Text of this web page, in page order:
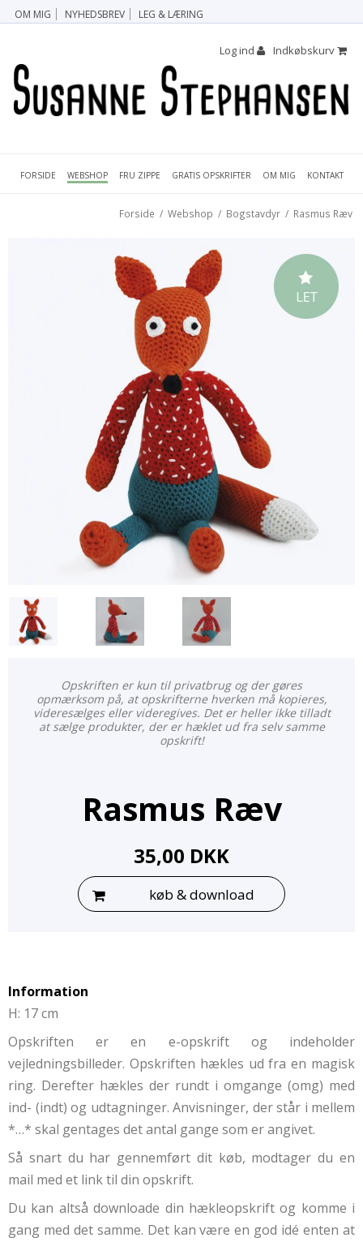
OM MIG NYHEDSBREV LEG & LÆRING
Indkøbskurv
Log ind
FORSIDE WEBSHOP FRU ZIPPE GRATIS OPSKRIFTER OM MIG KONTAKT
Forside / Webshop / Bogstavdyr / Rasmus Ræv
Opskriften er kun til privatbrug og der gøres
opmærksom på, at opskrifterne hverken må kopieres,
videresælges eller videregives. Det er heller ikke tilladt
at sælge produkter, der er hæklet ud fra selv samme
opskrift!
Rasmus Ræv
35,00 DKK
køb & download
Information
H: 17 cm
Opskriften er en e-opskrift og indeholder
vejledningsbilleder. Opskriften hækles ud fra en magisk
ring. Derefter hækles der rundt i omgange (omg) med
ind- (indt) og udtagninger. Anvisninger, der står i mellem
*…* skal gentages det antal gange som er angivet.
Så snart du har gennemført dit køb, modtager du en
mail med et link til din opskrift.
Du kan altså downloade din hækleopskrift og komme i
gang med det samme. Det kan være en god idé enten at